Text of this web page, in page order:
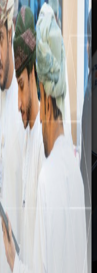
وسائل الإعلام
الرئيسية وسائل الإعلام